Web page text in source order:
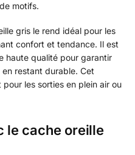
motifs.
gris le rend idéal pour les
confort et tendance. Il est
haute qualité pour garantir
restant durable. Cet
les sorties en plein air ou
le cache oreille